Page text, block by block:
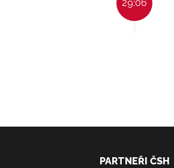
29:06
PARTNEŘI ČSH